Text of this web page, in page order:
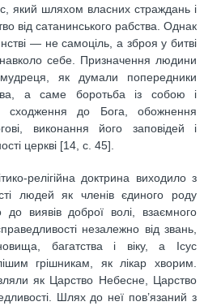
який шляхом власних страждань і
від сатанинського рабства. Однак
— не самоціль, а зброя у битві
себе. Призначення людини
як думали попередники
а саме боротьба із собою і
сходження до Бога, обожнення
виконання його заповідей і
церкві [14, c. 45].
релігійна доктрина виходило з
людей як членів єдиного роду
до виявів доброї волі, взаємного
незалежно від звань,
багатства і віку, а Ісус
грішникам, як лікар хворим.
як Царство Небесне, Царство
Шлях до неї пов’язаний з